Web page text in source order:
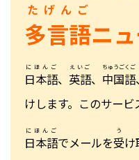
多言語
たげんご
ニ
日本語
にほんご
、 英語
えいご
、 中国語
ちゅうごくご
、
けします。このサービ
日本語
にほんご
でメールを受
う
け